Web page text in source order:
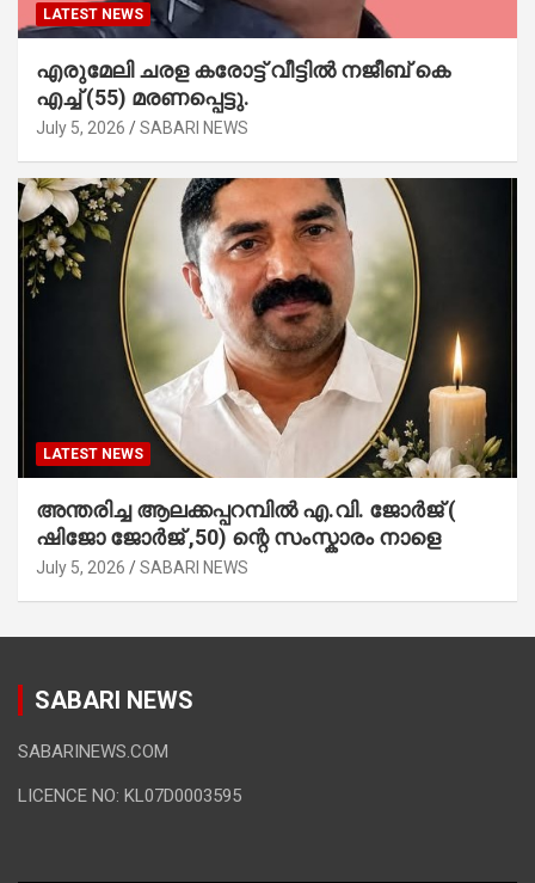
LATEST NEWS
എരുമേലി ചരള കരോട്ട് വീട്ടിൽ നജീബ് കെ
എച്ച് (55) മരണപ്പെട്ടു.
July 5, 2026 SABARI NEWS
LATEST NEWS
അന്തരിച്ച ആ​ല​ക്ക​പ്പ​റമ്പിൽ​ എ.​വി. ജോ​ർ​ജ് (
ഷിജോ ജോർജ് ,50) ന്റെ സംസ്കാരം നാളെ
July 5, 2026 SABARI NEWS
SABARI NEWS
SABARINEWS.COM
LICENCE NO: KL07D0003595